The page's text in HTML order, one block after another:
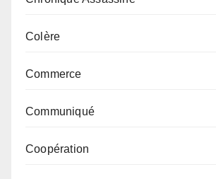
Colère
Commerce
Communiqué
Coopération